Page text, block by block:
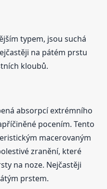
typem, jsou suchá
na pátém prstu
kloubů.
absorpcí extrémního
pocením. Tento
macerovaným
zranění, které
na noze. Nejčastěji
prstem.